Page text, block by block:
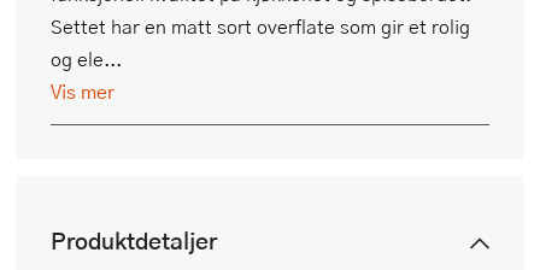
Settet har en matt sort overflate som gir et rolig
og ele...
Vis mer
Produktdetaljer